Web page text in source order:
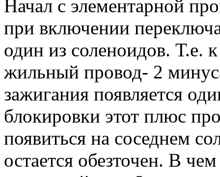
Начал с элементарной
при включении
один из соленоидов. Т.е.
жильный провод- 2
зажигания появляется
блокировки этот плюс
появиться на соседнем
остается обезточен. В